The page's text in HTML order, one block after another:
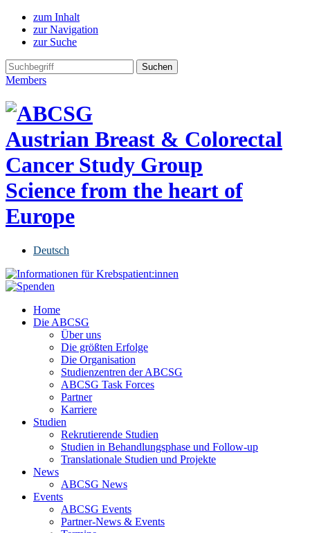
zum Inhalt
zur Navigation
zur Suche
Members
Austrian Breast & Colorectal
Cancer Study Group
Science from the heart of
Europe
Deutsch
Home
Die ABCSG
Über uns
Die größten Erfolge
Die Organisation
Studienzentren der ABCSG
ABCSG Task Forces
Partner
Karriere
Studien
Rekrutierende Studien
Studien in Behandlungsphase und Follow-up
Translationale Studien und Projekte
News
ABCSG News
Events
ABCSG Events
Partner-News & Events